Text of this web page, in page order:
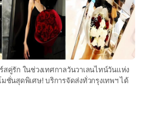
คู่รัก ในช่วงเทศกาลวันวาเลนไทน์วันแห่ง
ชั่นสุดพิเศษ! บริการจัดส่งทั่วกรุงเทพฯ ได้